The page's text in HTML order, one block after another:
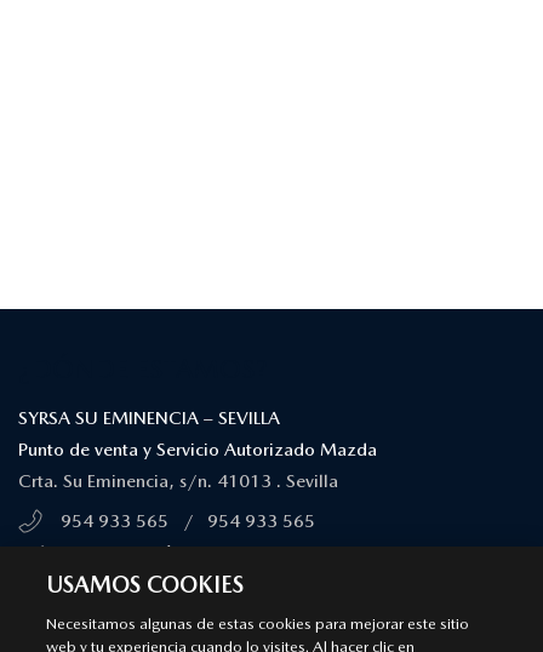
SYRSA SU EMINENCIA – SEVILLA
Punto de venta y Servicio Autorizado Mazda
Crta. Su Eminencia, s/n. 41013 . Sevilla
954 933 565
/
954 933 565
SYRSA SAN DIEGO – HUELVA
USAMOS COOKIES
Necesitamos algunas de estas cookies para mejorar este sitio
web y tu experiencia cuando lo visites. Al hacer clic en